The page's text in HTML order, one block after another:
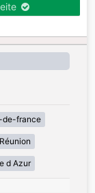
de-france
d Azur